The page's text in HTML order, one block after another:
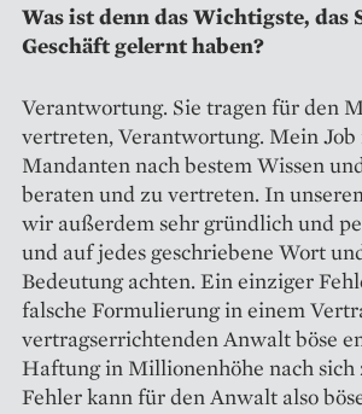
Was ist denn das Wichtigste, das
Geschäft gelernt haben?
Verantwortung. Sie tragen für den
vertreten, Verantwortung. Mein Job
Mandanten nach bestem Wissen
beraten und zu vertreten. In
wir außerdem sehr gründlich und
und auf jedes geschriebene Wort
Bedeutung achten. Ein einziger
falsche Formulierung in einem
vertragserrichtenden Anwalt böse
Haftung in Millionenhöhe nach sich
Fehler kann für den Anwalt also